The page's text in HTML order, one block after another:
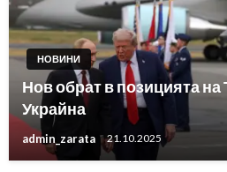
НОВИНИ
Нов обрат в позицията на
Украйна
admin_zarata 21.10.2025